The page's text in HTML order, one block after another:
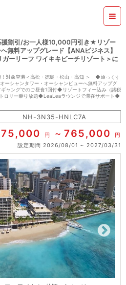
援割引/お一人様10,000円引き★リゾー
無料アップグレード【ANAビジネス】
ーリーフ ワイキキビーチリゾート＞に
！対象空港＜高松・徳島・松山・高知 ＞ ◆旅っくす
ーシャンタワー・オーシャンビューへ無料アップグ
ャングでのご昼食1回付◆リゾートフィー込み（諸税
リー乗り放題◆LeaLeaラウンジで滞在サポート◆
NH-3N35-HNLC7A
円 765,000
円
設定期間 2026/08/01 2027/03/31